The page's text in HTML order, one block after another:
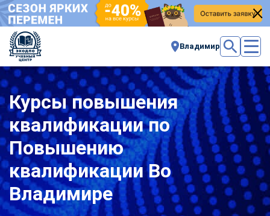
Владимир
Курсы повышения
квалификации по
Повышению
квалификации Во
Владимире